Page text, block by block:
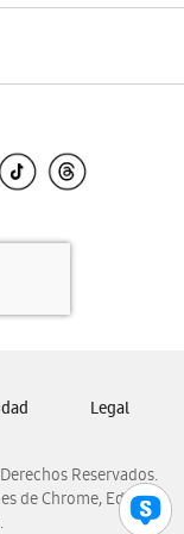
Reservados.
de Chrome, Edge,
Legal